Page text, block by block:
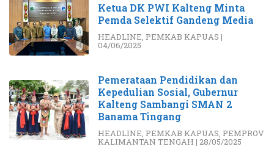
Ketua DK PWI Kalteng Minta
Pemda Selektif Gandeng Media
HEADLINE, PEMKAB KAPUAS |
04/06/2025
Pemerataan Pendidikan dan
Kepedulian Sosial, Gubernur
Kalteng Sambangi SMAN 2
Banama Tingang
HEADLINE, PEMKAB KAPUAS, PEMPROV
KALIMANTAN TENGAH | 28/05/2025